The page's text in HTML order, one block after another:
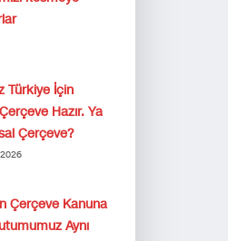
Türkiye İçin
Hazır. Ya
Çerçeve?
Çerçeve Kanuna
Aynı